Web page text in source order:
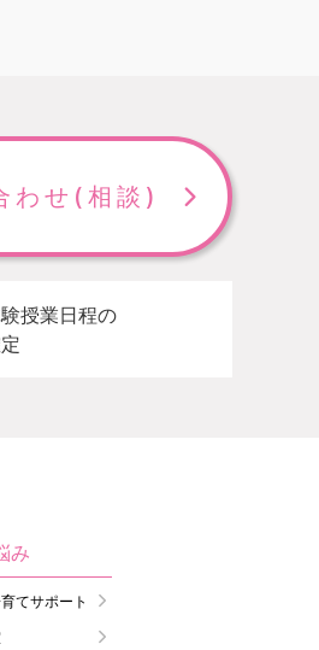
わせ (相談)
授業日程の
み
てサポート